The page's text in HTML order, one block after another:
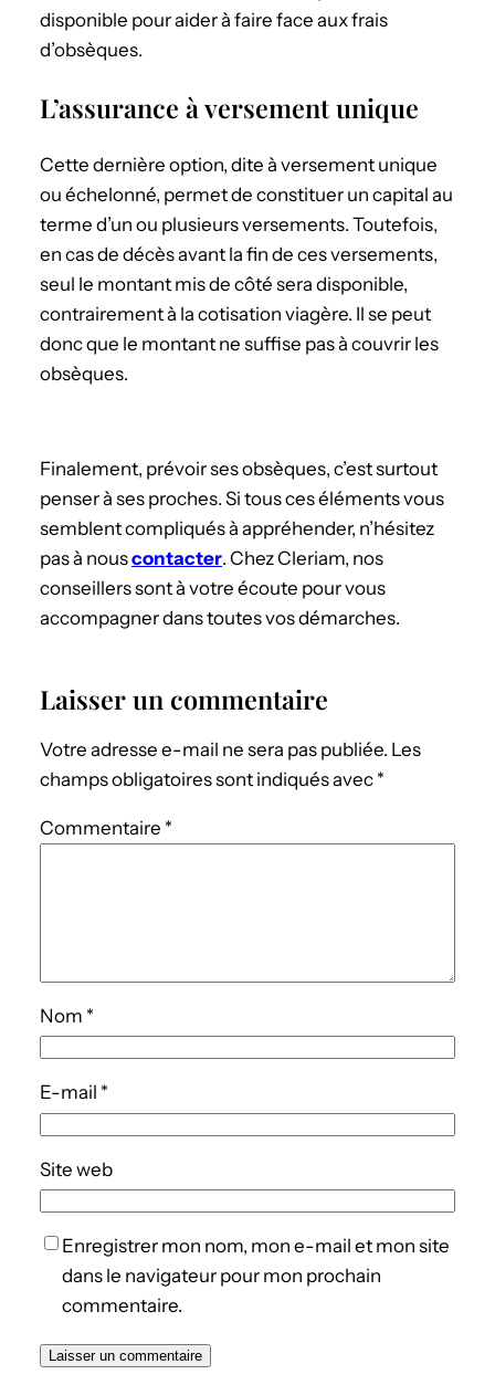
disponible pour aider à faire face aux frais
d’obsèques.
L’assurance à versement unique
Cette dernière option, dite à versement unique
ou échelonné, permet de constituer un capital au
terme d’un ou plusieurs versements. Toutefois,
en cas de décès avant la fin de ces versements,
seul le montant mis de côté sera disponible,
contrairement à la cotisation viagère. Il se peut
donc que le montant ne suffise pas à couvrir les
obsèques.
Finalement, prévoir ses obsèques, c’est surtout
penser à ses proches. Si tous ces éléments vous
semblent compliqués à appréhender, n’hésitez
pas à nouscontacter. Chez Cleriam, nos
conseillers sont à votre écoute pour vous
accompagner dans toutes vos démarches.
Laisser un commentaire
Votre adresse e-mail ne sera pas publiée. Les
champs obligatoires sont indiqués avec *
Commentaire *
Nom *
E-mail *
Site web
Enregistrer mon nom, mon e-mail et mon site
dans le navigateur pour mon prochain
commentaire.